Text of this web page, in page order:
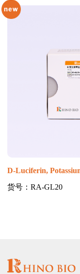
D-Luciferin,
货号：RA-GL20